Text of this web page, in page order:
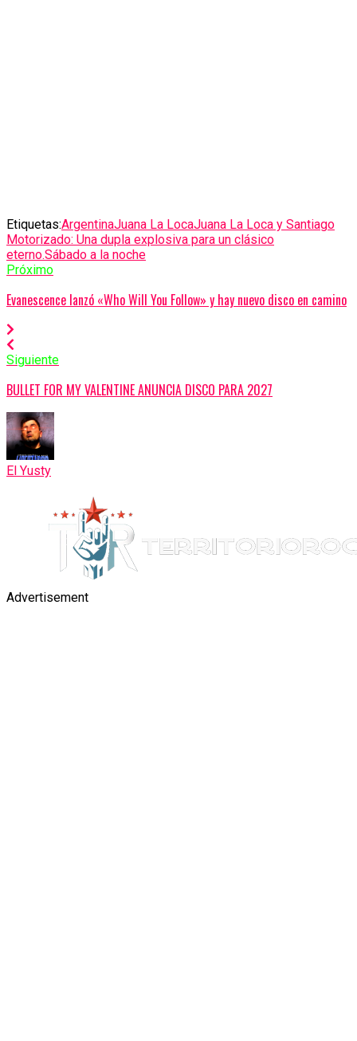
Etiquetas:ArgentinaJuana La LocaJuana La Loca y Santiago
Motorizado: Una dupla explosiva para un clásico
eterno.Sábado a la noche
Próximo
Evanescence lanzó «Who Will You Follow» y hay nuevo disco en camino
Siguiente
BULLET FOR MY VALENTINE ANUNCIA DISCO PARA 2027
El Yusty
Advertisement